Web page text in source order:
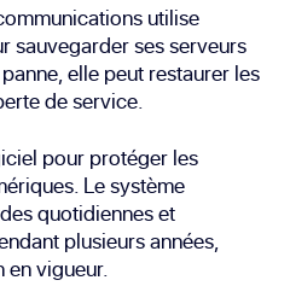
utilise
sauvegarder ses serveurs
elle peut restaurer les
de service.
pour protéger les
Le système
quotidiennes et
plusieurs années,
en vigueur.